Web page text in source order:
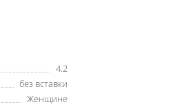
4.2
без вставки
Женщине